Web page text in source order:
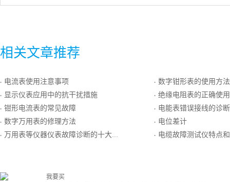
相关文章推荐
· 电流表使用注意事项
· 显示仪表应用中的抗干扰措施
· 钳形电流表的常见故障
· 数字万用表的修理方法
· 万用表等仪器仪表故障诊断的十大手法
· 数字钳形表的使用方法
· 绝缘电阻表的正确使
· 电能表错误接线的诊
· 电位差计
· 电缆故障测试仪特点和
我要买